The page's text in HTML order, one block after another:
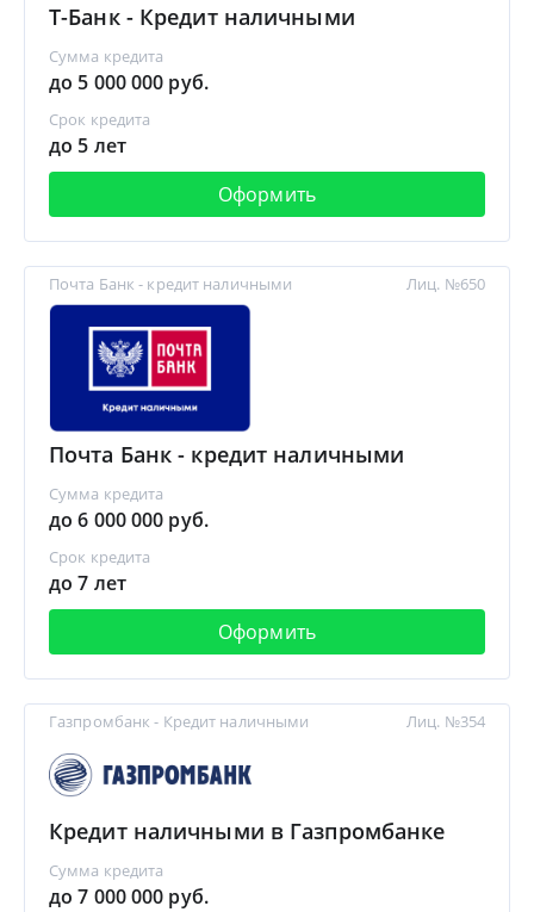
Т-Банк - Кредит наличными
Сумма кредита
до 5 000 000 руб.
Срок кредита
до 5 лет
Оформить
Почта Банк - кредит наличными
Почта Банк - кредит наличными
Сумма кредита
до 6 000 000 руб.
Срок кредита
до 7 лет
Оформить
Лиц. №650
Газпромбанк - Кредит наличными
Кредит наличными в Газпромбанке
Сумма кредита
до 7 000 000 руб.
Лиц. №354